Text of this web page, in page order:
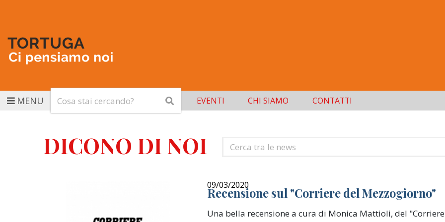
MENUCerca Cerca EVENTI CHI SIAMO CONTATTI
DICONO DI NOI
Cerca
news
09/03/2020
Recensione sul "Corriere del Mezzogiorno"
Una bella recensione a cura di Monica Mattioli, del